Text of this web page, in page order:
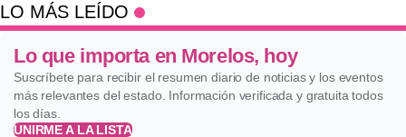
LO MÁS LEÍDO
Lo que importa en Morelos, hoy
Suscríbete para recibir el resumen diario de noticias y los eventos
más relevantes del estado. Información verificada y gratuita todos
los días.
UNIRME A LA LISTA